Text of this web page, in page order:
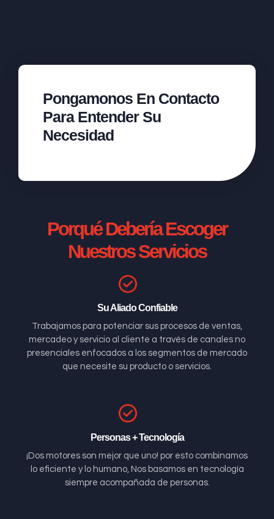
Pongamonos En Contacto
Para Entender Su
Necesidad
Porqué Debería Escoger
Nuestros Servicios
Su Aliado Confiable
Trabajamos para potenciar sus procesos de ventas,
mercadeo y servicio al cliente a través de canales no
presenciales enfocados a los segmentos de mercado
que necesite su producto o servicios.
Personas + Tecnología
¡Dos motores son mejor que uno! por esto combinamos
lo eficiente y lo humano, Nos basamos en tecnología
siempre acompañada de personas.